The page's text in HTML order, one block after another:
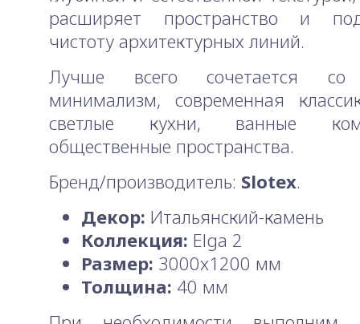
расширяет пространство и
чистоту архитектурных линий.
Лучше всего сочетается со
минимализм, современная
светлые кухни, ванные
общественные пространства.
Бренд/производитель: Slotex.
Декор: Итальянский-камень
Коллекция: Elga 2
Размер: 3000x1200 мм
Толщина: 40 мм